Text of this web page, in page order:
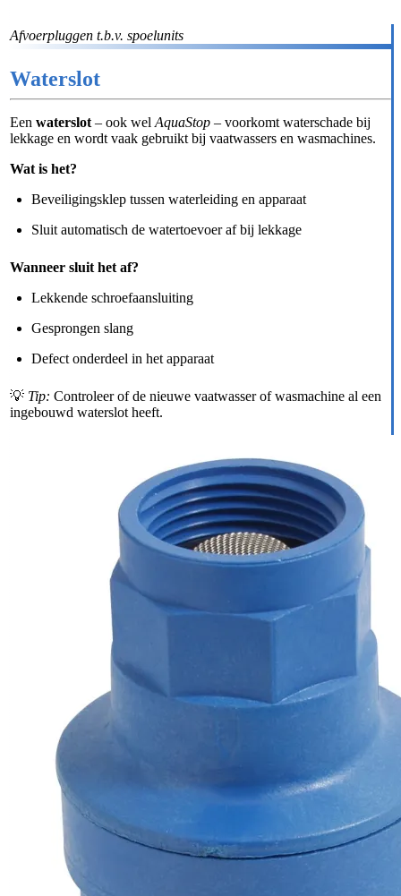
Afvoerpluggen t.b.v. spoelunits
Waterslot
Een waterslot – ook wel AquaStop – voorkomt waterschade bij
lekkage en wordt vaak gebruikt bij vaatwassers en wasmachines.
Wat is het?
Beveiligingsklep tussen waterleiding en apparaat
Sluit automatisch de watertoevoer af bij lekkage
Wanneer sluit het af?
Lekkende schroefaansluiting
Gesprongen slang
Defect onderdeel in het apparaat
💡 Tip: Controleer of de nieuwe vaatwasser of wasmachine al een
ingebouwd waterslot heeft.